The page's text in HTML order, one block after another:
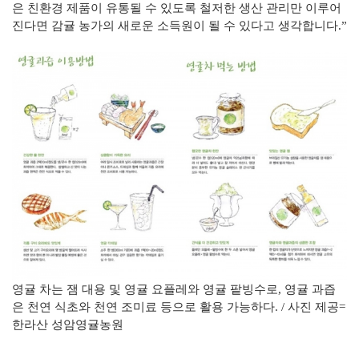
은 친환경 제품이 유통될 수 있도록 철저한 생산 관리만 이루어
진다면 감귤 농가의 새로운 소득원이 될 수 있다고 생각합니다.”
영귤 차는 잼 대용 및 영귤 요플레와 영귤 팥빙수로, 영귤 과즙
은 천연 식초와 천연 조미료 등으로 활용 가능하다. / 사진 제공=
한라산 성암영귤농원